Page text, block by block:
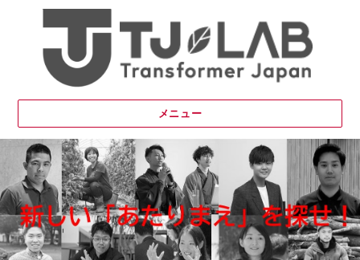
メニュー